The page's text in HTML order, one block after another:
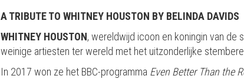
A TRIBUTE TO WHITNEY HOUSTON BY BELINDA DAVIDS
WHITNEY HOUSTON, wereldwijd icoon en koningin van de
weinige artiesten ter wereld met het uitzonderlijke
In 2017 won ze het BBC-programma Even Better Than the